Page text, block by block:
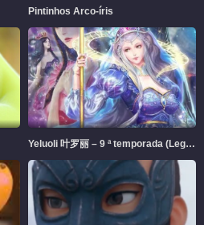
Pintinhos Arco-íris
Yeluoli 叶罗丽 – 9 ª temporada (Legendado)